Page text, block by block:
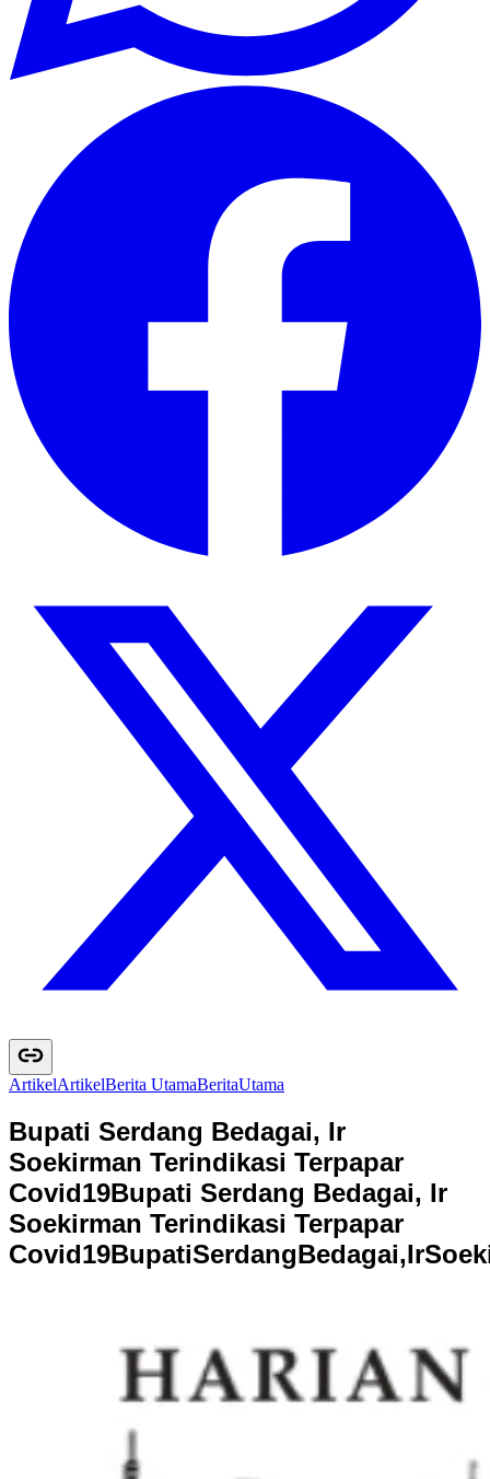
ArtikelArtikelBerita UtamaBeritaUtama
Bupati Serdang Bedagai, Ir
Soekirman Terindikasi Terpapar
Covid19Bupati Serdang Bedagai, Ir
Soekirman Terindikasi Terpapar
Covid19BupatiSerdangBedagai,IrSoek